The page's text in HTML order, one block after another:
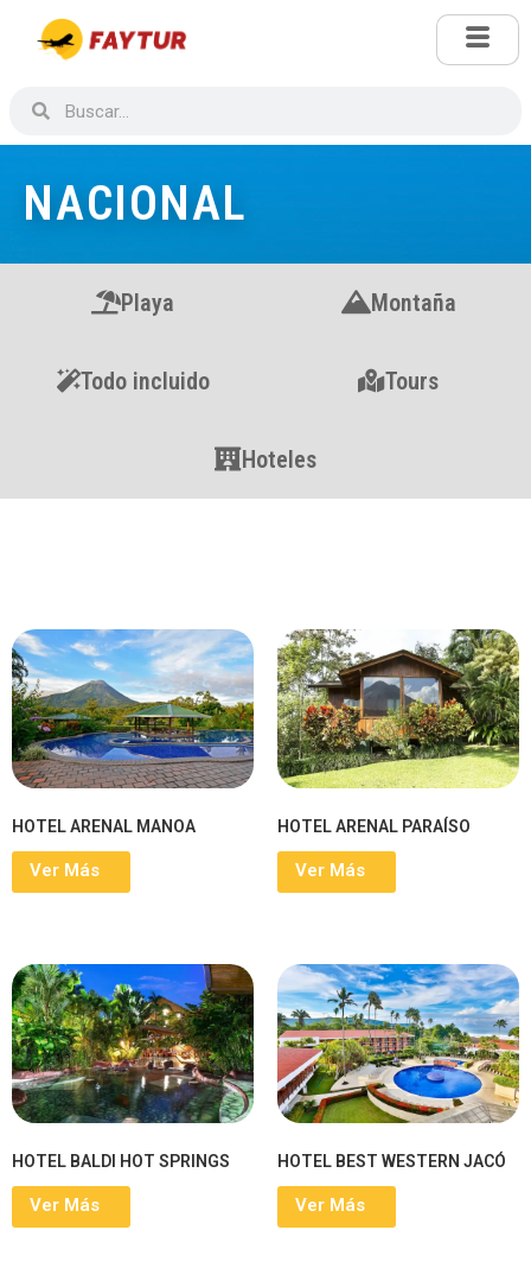
NACIONAL
Playa Montaña
Todo incluido Tours
Hoteles
HOTEL ARENAL MANOA
Ver Más
HOTEL ARENAL PARAÍSO
Ver Más
HOTEL BALDI HOT SPRINGS
Ver Más
HOTEL BEST WESTERN JACÓ
Ver Más